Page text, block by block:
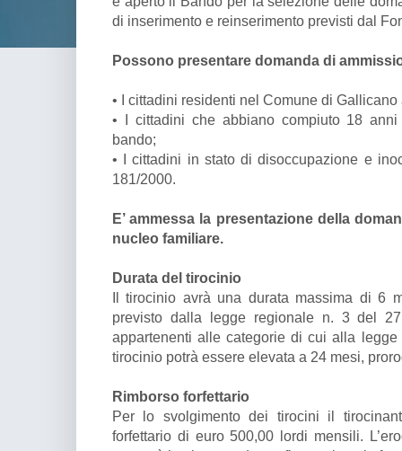
di inserimento e reinserimento previsti dal
Possono presentare domanda di
• I cittadini residenti nel Comune di
• I cittadini che abbiano compiuto 18
bando;
• I cittadini in stato di disoccupazione e
181/2000.
E’ ammessa la presentazione della
nucleo familiare.
Durata del tirocinio
Il tirocinio avrà una durata massima di 6
previsto dalla legge regionale n. 3 del
appartenenti alle categorie di cui alla
tirocinio potrà essere elevata a 24 mesi,
Rimborso forfettario
Per lo svolgimento dei tirocini il
forfettario di euro 500,00 lordi mensili.